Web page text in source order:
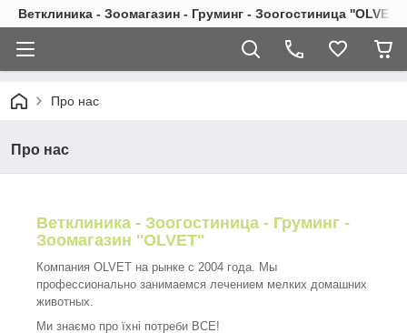
Ветклиника - Зоомагазин - Груминг - Зоогостиница ''OLVET''
Про нас
Про нас
Ветклиника - Зоогостиница - Груминг -
Зоомагазин ''OLVET''
Компания OLVET на рынке с 2004 года. Мы
профессионально занимаемся лечением мелких домашних
животных.
Ми знаємо про їхні потреби ВСЕ!